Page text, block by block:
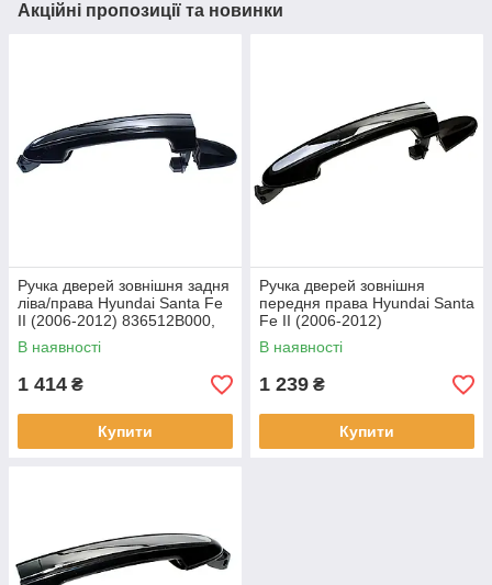
Акційні пропозиції та новинки
Ручка дверей зовнішня задня
ліва/права Hyundai Santa Fe
II (2006-2012) 836512B000,
836612B000
В наявності
1 414 ₴
Купити
Ручка дверей зовнішня
передня права Hyundai Santa
Fe II (2006-2012)
826612B000
В наявності
1 239 ₴
Купити